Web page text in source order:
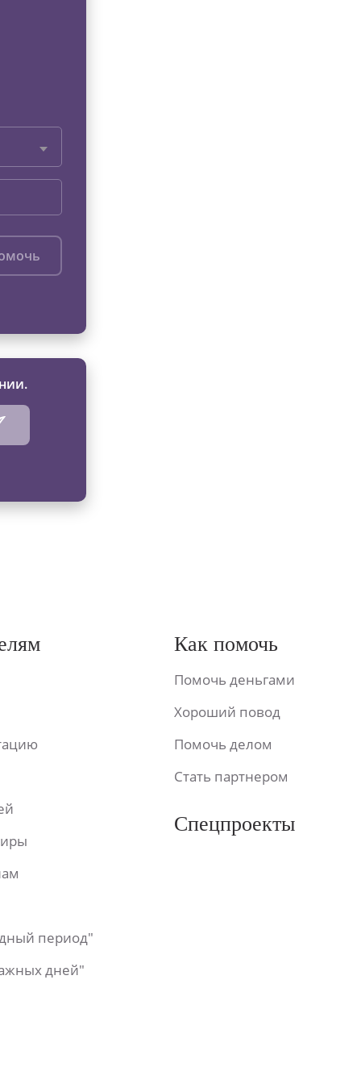
период"
дней"
Как помочь
Помочь деньгами
Хороший повод
Помочь делом
Стать партнером
Спецпроекты